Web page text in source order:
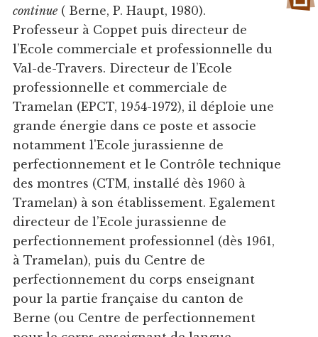
continue( Berne, P. Haupt, 1980).
Professeur à Coppet puis directeur de
l’Ecole commerciale et professionnelle du
Val-de-Travers. Directeur de l’Ecole
professionnelle et commerciale de
Tramelan (EPCT, 1954-1972), il déploie une
grande énergie dans ce poste et associe
notamment l'Ecole jurassienne de
perfectionnement et le Contrôle technique
des montres (CTM, installé dès 1960 à
Tramelan) à son établissement. Egalement
directeur de l’Ecole jurassienne de
perfectionnement professionnel (dès 1961,
à Tramelan), puis du Centre de
perfectionnement du corps enseignant
pour la partie française du canton de
Berne (ou Centre de perfectionnement